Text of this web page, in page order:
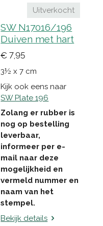
Uitverkocht
SW N17016/196
Duiven met hart
€ 7,95
3½ x 7 cm
Kijk ook eens naar
SW Plate 196
Zolang er rubber is
nog op bestelling
leverbaar,
informeer per e-
mail naar deze
mogelijkheid en
vermeld nummer en
naam van het
stempel.
Bekijk details